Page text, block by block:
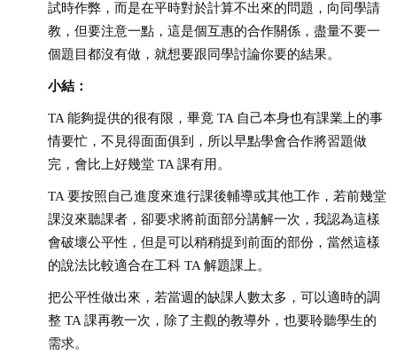
試時作弊，而是在平時對於計算不出來的問題，向同學請
教，但要注意一點，這是個互惠的合作關係，盡量不要一
個題目都沒有做，就想要跟同學討論你要的結果。
小結：
TA 能夠提供的很有限，畢竟 TA 自己本身也有課業上的事
情要忙，不見得面面俱到，所以早點學會合作將習題做
完，會比上好幾堂 TA 課有用。
TA 要按照自己進度來進行課後輔導或其他工作，若前幾堂
課沒來聽課者，卻要求將前面部分講解一次，我認為這樣
會破壞公平性，但是可以稍稍提到前面的部份，當然這樣
的說法比較適合在工科 TA 解題課上。
把公平性做出來，若當週的缺課人數太多，可以適時的調
整 TA 課再教一次，除了主觀的教導外，也要聆聽學生的
需求。